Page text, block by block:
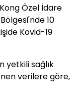
Özel İdare
10
Kovid-19
yetkili sağlık
verilere göre,